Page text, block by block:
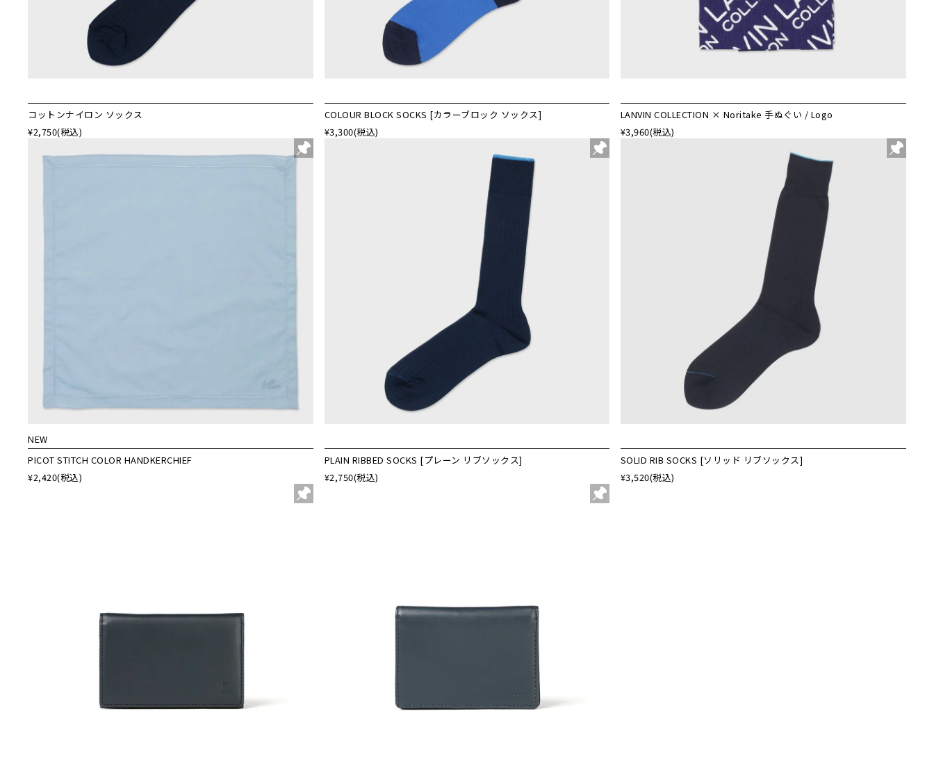
コットンナイロン ソックス
¥2,750(税込)
COLOUR BLOCK SOCKS [カラーブロック ソックス]
¥3,300(税込)
LANVIN COLLECTION × Noritake 手ぬぐい / Logo
¥3,960(税込)
NEW
PICOT STITCH COLOR HANDKERCHIEF
¥2,420(税込)
PLAIN RIBBED SOCKS [プレーン リブソックス]
¥2,750(税込)
SOLID RIB SOCKS [ソリッド リブソックス]
¥3,520(税込)